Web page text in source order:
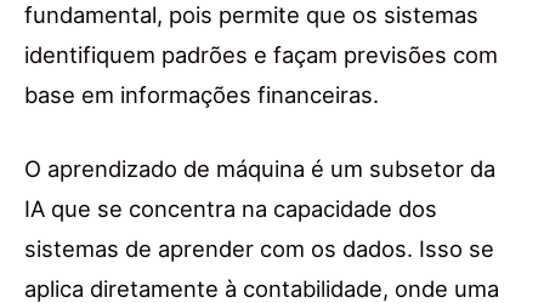
fundamental, pois permite que os sistemas
identifiquem padrões e façam previsões com
base em informações financeiras.
O aprendizado de máquina é um subsetor da
IA que se concentra na capacidade dos
sistemas de aprender com os dados. Isso se
aplica diretamente à contabilidade, onde uma